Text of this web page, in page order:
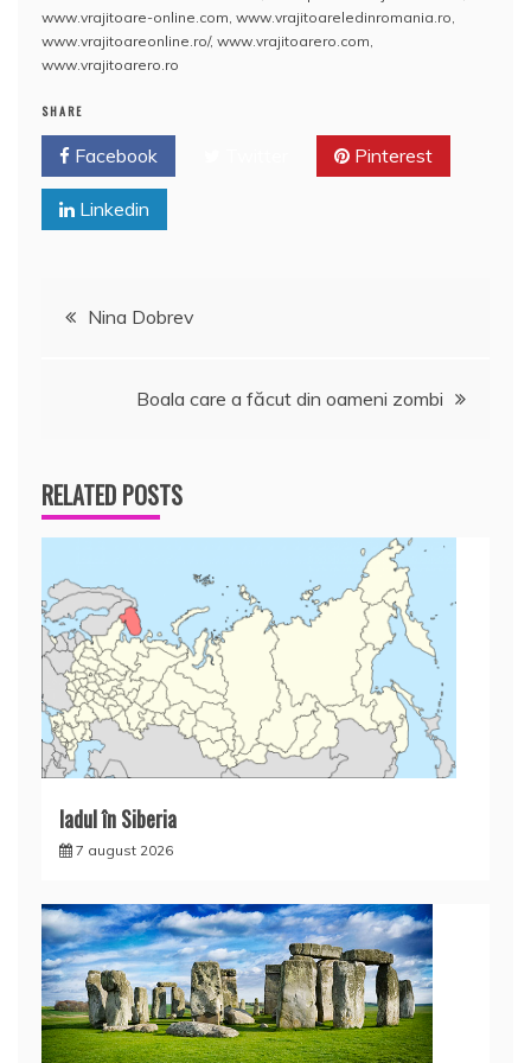
b
o
k
A
p
st
e
a
ă
www.vrajitoare-online.com, www.vrajitoareledinromania.ro,
www.vrajitoareonline.ro/, www.vrajitoarero.com,
www.vrajitoarero.ro
SHARE
Facebook Pinterest
Linkedin
Navigare
Nina Dobrev
Boala care a făcut din oameni zombi
RELATED POSTS
Iadul în Siberia
7 august 2026